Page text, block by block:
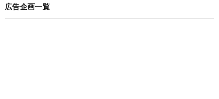
広告企画一覧